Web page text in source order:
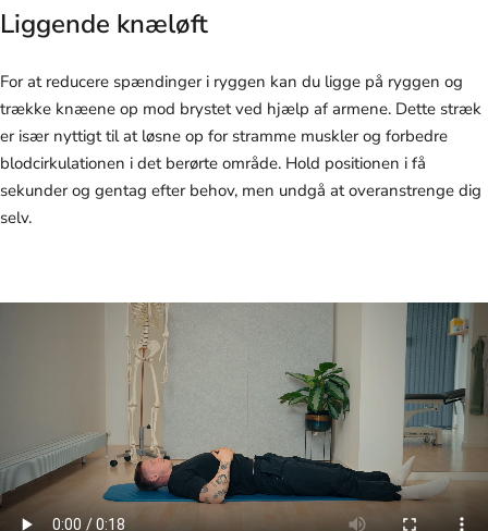
Liggende knæløft
For at reducere spændinger i ryggen kan du ligge på ryggen og
trække knæene op mod brystet ved hjælp af armene. Dette stræk
er især nyttigt til at løsne op for stramme muskler og forbedre
blodcirkulationen i det berørte område. Hold positionen i få
sekunder og gentag efter behov, men undgå at overanstrenge dig
selv.